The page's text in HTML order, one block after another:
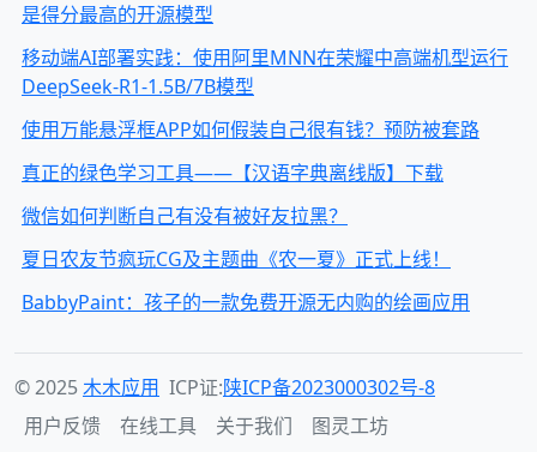
是得分最高的开源模型
移动端AI部署实践：使用阿里MNN在荣耀中高端机型运行
DeepSeek-R1-1.5B/7B模型
使用万能悬浮框APP如何假装自己很有钱？预防被套路
真正的绿色学习工具——【汉语字典离线版】下载
微信如何判断自己有没有被好友拉黑？
夏日农友节疯玩CG及主题曲《农一夏》正式上线！
BabbyPaint：孩子的一款免费开源无内购的绘画应用
© 2025木木应用 ICP证:陕ICP备2023000302号-8
用户反馈
在线工具 关于我们 图灵工坊